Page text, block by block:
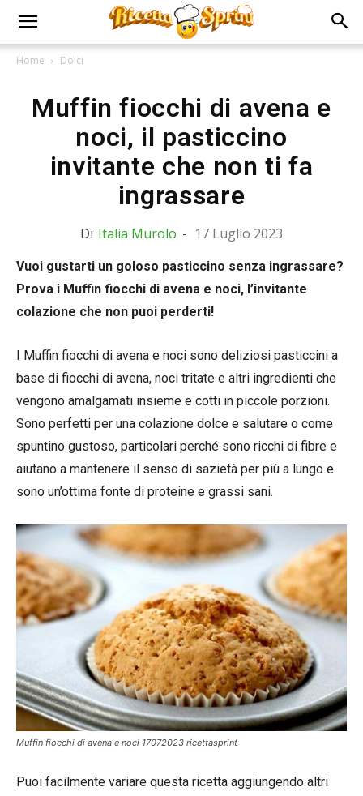
Home Dolci
Muffin fiocchi di avena e
noci, il pasticcino
invitante che non ti fa
ingrassare
Di Italia Murolo - 17 Luglio 2023
Vuoi gustarti un goloso pasticcino senza ingrassare?
Prova i Muffin fiocchi di avena e noci, l’invitante
colazione che non puoi perderti!
I Muffin fiocchi di avena e noci sono deliziosi pasticcini a
base di fiocchi di avena, noci tritate e altri ingredienti che
vengono amalgamati insieme e cotti in piccole porzioni.
Sono perfetti per una colazione dolce e salutare o come
spuntino gustoso, particolari perché sono ricchi di fibre e
aiutano a mantenere il senso di sazietà per più a lungo e
sono un’ottima fonte di proteine e grassi sani.
Muffin fiocchi di avena e noci 17072023 ricettasprint
Puoi facilmente variare questa ricetta aggiungendo altri